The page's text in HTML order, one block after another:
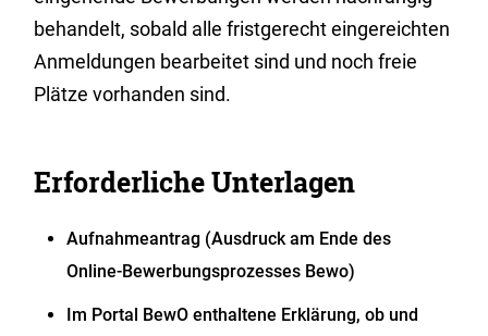
behandelt, sobald alle fristgerecht eingereichten
Anmeldungen bearbeitet sind und noch freie
Plätze vorhanden sind.
Erforderliche Unterlagen
Aufnahmeantrag (Ausdruck am Ende des
Online-Bewerbungsprozesses Bewo)
Im Portal BewO enthaltene Erklärung, ob und